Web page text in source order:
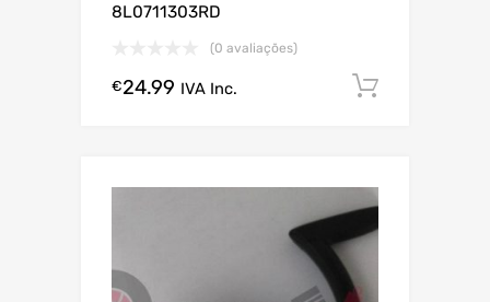
8L0711303RD
(0 avaliações)
€24.99 IVA Inc.